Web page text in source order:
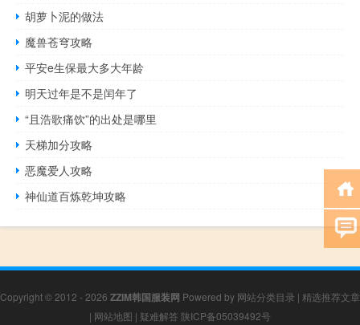
胡萝卜泥的做法
魔兽苍穹攻略
平安e生保最大多大年龄
明天过年是不是闰年了
“且浩歌痛饮”的出处是哪里
天梯加分攻略
恶魔爱人攻略
神仙道百炼乾坤攻略
Copyright © 2012 - 2026 ZZIM韩国服装网 Powered by 网站分类目录 | 精选推荐文章
| 网站地图 | 疑难解答 陕ICP备05039492号